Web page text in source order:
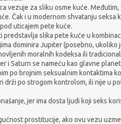
vezuje za sliku osme kuće.
Čak i u modernom shvatanju seksa
uticajem pete kuće.
slika pete kuće u
dominira Jupiter (posebno, ukoliko
moralnih kodeksa ili
i Saturn se nameću kao glavne
po brojnim seksualnim kontaktima
drži po strogom kontrolom, ili nije u
jer ima dosta ljudi koji seks
prostitucije, ako ovu vezu